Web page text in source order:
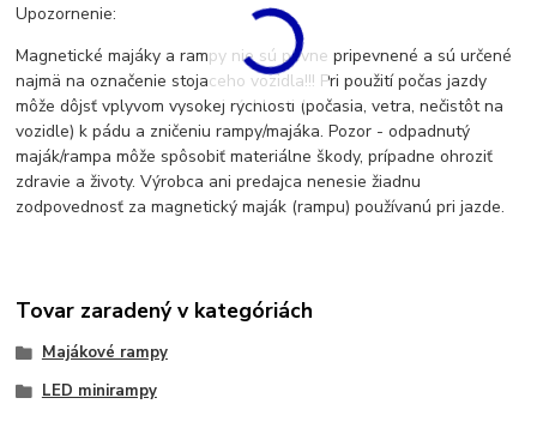
Upozornenie:
Magnetické majáky a rampy nie sú pevne pripevnené a sú určené
najmä na označenie stojaceho vozidla!!! Pri použití počas jazdy
môže dôjsť vplyvom vysokej rýchlosti (počasia, vetra, nečistôt na
vozidle) k pádu a zničeniu rampy/majáka. Pozor - odpadnutý
maják/rampa môže spôsobiť materiálne škody, prípadne ohroziť
zdravie a životy. Výrobca ani predajca nenesie žiadnu
zodpovednosť za magnetický maják (rampu) používanú pri jazde.
Tovar zaradený v kategóriách
Majákové rampy
LED minirampy